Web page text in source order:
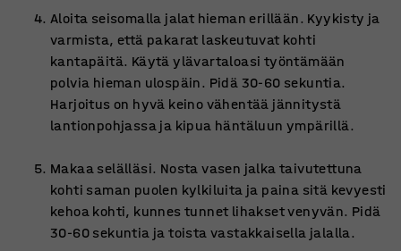
Aloita seisomalla jalat hieman erillään. Kyykisty ja
varmista, että pakarat laskeutuvat kohti
kantapäitä. Käytä ylävartaloasi työntämään
polvia hieman ulospäin. Pidä 30-60 sekuntia.
Harjoitus on hyvä keino vähentää jännitystä
lantionpohjassa ja kipua häntäluun ympärillä.
Makaa selälläsi. Nosta vasen jalka taivutettuna
kohti saman puolen kylkiluita ja paina sitä kevyesti
kehoa kohti, kunnes tunnet lihakset venyvän. Pidä
30-60 sekuntia ja toista vastakkaisella jalalla.